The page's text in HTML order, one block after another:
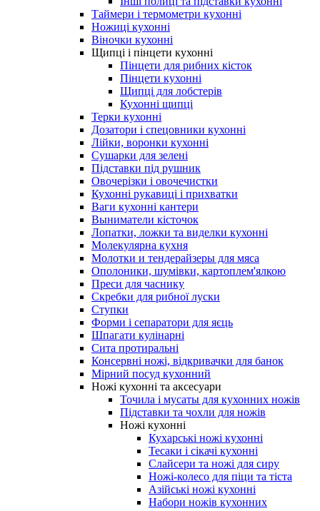
Таймери і термометри кухонні
Ножиці кухонні
Віночки кухонні
Щипці і пінцети кухонні
Пінцети для рибних кісток
Пінцети кухонні
Щипці для лобстерів
Кухонні щипці
Терки кухонні
Дозатори і спецовники кухонні
Лійки, воронки кухонні
Сушарки для зелені
Підставки під рушник
Овочерізки і овочечистки
Кухонні рукавиці і прихватки
Ваги кухонні кантери
Выниматели кісточок
Лопатки, ложки та виделки кухонні
Молекулярна кухня
Молотки и тендерайзеры для мяса
Ополоники, шумівки, картоплем'ялкою
Преси для часнику
Скребки для рибної луски
Ступки
Форми і сепаратори для яєць
Шпагати кулінарні
Сита протиральні
Консервні ножі, відкривачки для банок
Мірний посуд кухонний
Ножі кухонні та аксесуари
Точила і мусаты для кухонних ножів
Підставки та чохли для ножів
Ножі кухонні
Кухарські ножі кухонні
Тесаки і сікачі кухонні
Слайсери та ножі для сиру
Ножі-колесо для піци та тіста
Азійські ножі кухонні
Набори ножів кухонних